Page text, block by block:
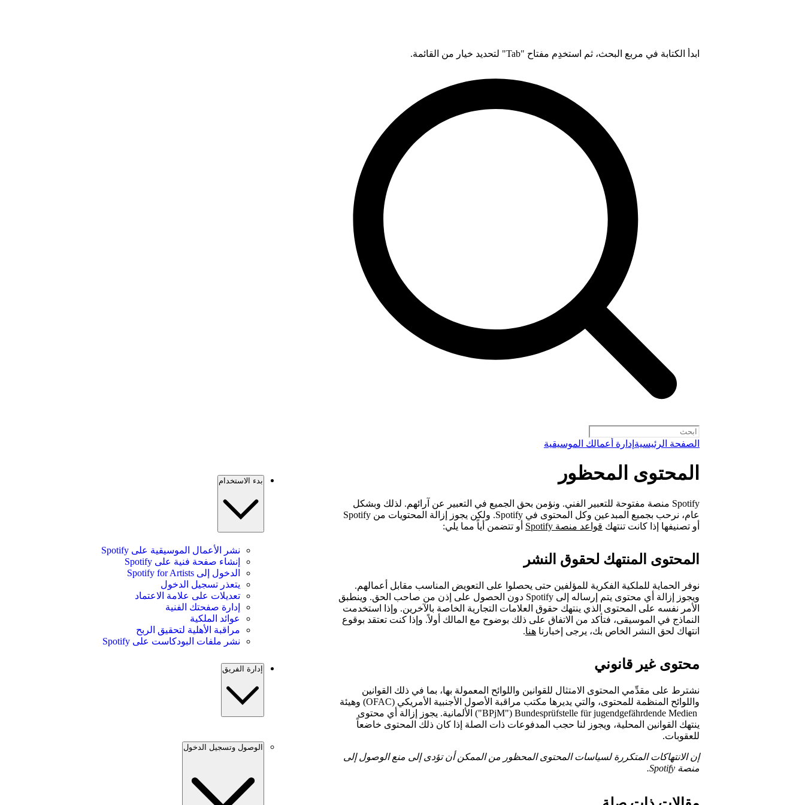
ابدأ الكتابة في مربع البحث، ثم استخدِم مفتاح "Tab" لتحديد خيار من القائمة.
الصفحة الرئيسية إدارة أعمالك الموسيقية
المحتوى المحظور
Spotify منصة مفتوحة للتعبير الفني. ونؤمن بحق الجميع في التعبير عن آرائهم. لذلك وبشكل
عام، نرحب بجميع المبدعين وكل المحتوى في Spotify. ولكن يجوز إزالة المحتويات من Spotify
أو تصنيفها إذا كانت تنتهك قواعد منصة Spotify أو تتضمن أياً مما يلي:
المحتوى المنتهك لحقوق النشر
نوفر الحماية للملكية الفكرية للمؤلفين حتى يحصلوا على التعويض المناسب مقابل أعمالهم.
ويجوز إزالة أي محتوى يتم إرساله إلى Spotify دون الحصول على إذن من صاحب الحق. وينطبق
الأمر نفسه على المحتوى الذي ينتهك حقوق العلامات التجارية الخاصة بالآخرين. وإذا استخدمت
النماذج في الموسيقى، فتأكد من الاتفاق على ذلك بوضوح مع المالك أولاً. وإذا كنت تعتقد بوقوع
انتهاك لحق النشر الخاص بك، يرجى إخبارنا هنا.
محتوى غير قانوني
نشترط على مقدِّمي المحتوى الامتثال للقوانين واللوائح المعمولة بها، بما في ذلك القوانين
Bundesprüfstelle für jugendgefährdende Medien ‎‏ ("BPjM") الألمانية. يجوز إزالة أي محتوى
ينتهك القوانين المحلية، ويجوز لنا حجب المدفوعات ذات الصلة إذا كان ذلك المحتوى خاضعاً
للعقوبات.
إن الانتهاكات المتكررة لسياسات المحتوى المحظور من الممكن أن تؤدى إلى منع الوصول إلى
منصة Spotify.
بدء الاستخدام
نشر الأعمال الموسيقية على Spotify
إنشاء صفحة فنية على Spotify
الدخول إلى Spotify for Artists
يتعذر تسجيل الدخول
تعديلات على علامة الاعتماد
إدارة صفحتك الفنية
عوائد الملكية
مراقبة الأهلية لتحقيق الربح
نشر ملفات البودكاست على Spotify
إدارة الفريق
الوصول وتسجيل الدخول